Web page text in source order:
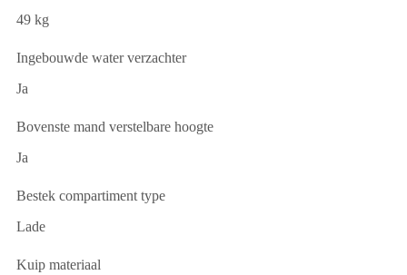
49 kg
Ingebouwde water verzachter
Ja
Bovenste mand verstelbare hoogte
Ja
Bestek compartiment type
Lade
Kuip materiaal